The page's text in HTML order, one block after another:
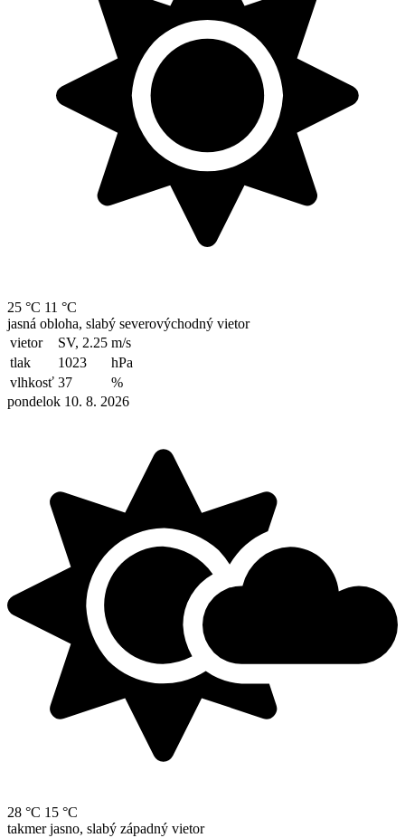
25 °C 11 °C
jasná obloha, slabý severovýchodný vietor
vietor
SV, 2.25 m/s
tlak
1023
hPa
vlhkosť 37
%
pondelok 10. 8. 2026
28 °C 15 °C
takmer jasno, slabý západný vietor